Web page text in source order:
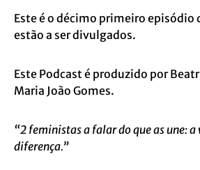
Este é o décimo primeiro episódio
estão a ser divulgados.
Este Podcast é produzido por
Maria João Gomes.
“2 feministas a falar do que as une:
diferença.”